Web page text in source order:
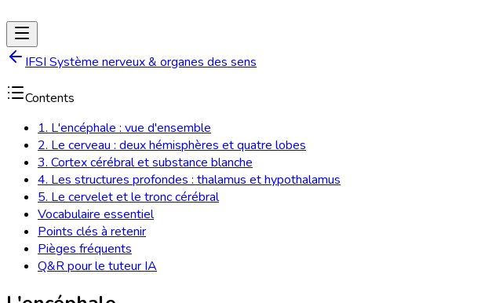
IFSI Système nerveux & organes des sens
Contents
1. L'encéphale : vue d'ensemble
2. Le cerveau : deux hémisphères et quatre lobes
3. Cortex cérébral et substance blanche
4. Les structures profondes : thalamus et hypothalamus
5. Le cervelet et le tronc cérébral
Vocabulaire essentiel
Points clés à retenir
Pièges fréquents
Q&R pour le tuteur IA